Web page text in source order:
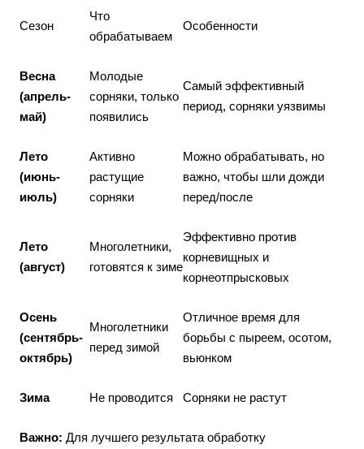
Сезон
Что
обрабатываем
Особенности
Весна
(апрель-
май)
Молодые
сорняки, только
появились
Самый эффективный
период, сорняки уязвимы
Лето
(июнь-
июль)
Активно
растущие
сорняки
Можно обрабатывать, но
важно, чтобы шли дожди
перед/после
Лето
(август)
Многолетники,
готовятся к зиме
Эффективно против
корневищных и
корнеотпрысковых
Осень
(сентябрь-
октябрь)
Многолетники
перед зимой
Отличное время для
борьбы с пыреем, осотом,
вьюнком
Зима Не проводится Сорняки не растут
Важно: Для лучшего результата обработку